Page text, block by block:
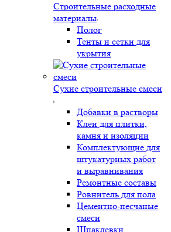
Строительные расходные
материалы
Полог
Тенты и сетки для
укрытия
Сухие строительные смеси
Добавки в растворы
Клеи для плитки,
камня и изоляции
Комплектующие для
штукатурных работ
и выравнивания
Ремонтные составы
Ровнитель для пола
Цементно-песчаные
смеси
Шпаклевки